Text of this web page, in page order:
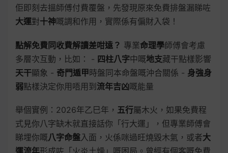
佢即刻去搵師傅付費覆盤，先發現原來免費排盤漏睇咗
大運對十神嘅調和作用，實際係有偏財入袋！
點解免費同收費解讀差咁遠？ 專業命理學師傅會考慮
多層次互動，比如： - 四柱八字中嘅地支藏干點樣影響
天干顯象 - 奇門遁甲時盤同本命盤嘅沖合關係 - 身強身
弱點樣決定你用唔用到 流年吉凶嘅能量
舉個實例：2026年乙巳年， 五行屬木火，如果免費程
式見你八字缺木就直接話你「行大運」，但專業師傅會
睇埋你嘅八字命盤入面，火係咪過旺燒毀木氣，或者大
運流年形成咗「火炎土燥」嘅困局。曾經有個客嘅免費